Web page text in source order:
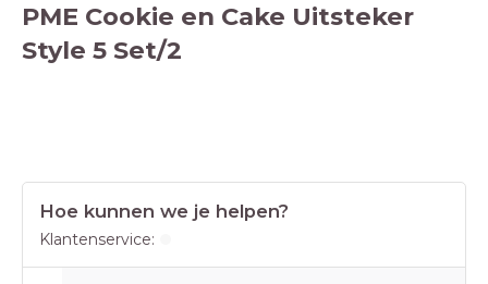
PME Cookie en Cake Uitsteker
Style 5 Set/2
Hoe kunnen we je helpen?
Klantenservice: